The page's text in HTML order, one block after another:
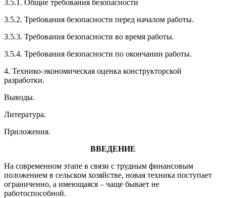
3.5.1. Общие требования безопасности
3.5.2. Требования безопасности перед началом работы.
3.5.3. Требования безопасности во время работы.
3.5.4. Требования безопасности по окончании работы.
4. Технико-экономическая оценка конструкторской
разработки.
Выводы.
Литература.
Приложения.
ВВЕДЕНИЕ
На современном этапе в связи с трудным финансовым
положением в сельском хозяйстве, новая техника поступает
ограниченно, а имеющаяся – чаще бывает не
работоспособной.